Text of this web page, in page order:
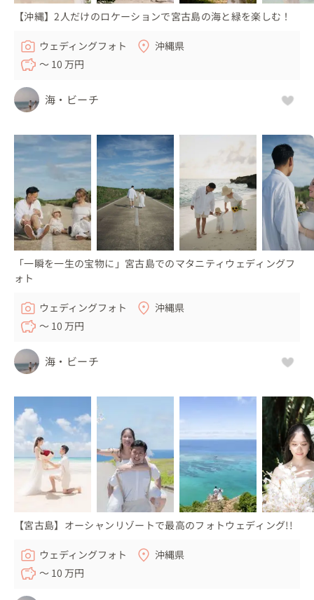
【沖縄】2人だけのロケーションで宮古島の海と緑を楽しむ！
ウェディングフォト
沖縄県
〜 10 万円
海・ビーチ
「一瞬を一生の宝物に」宮古島でのマタニティウェディングフ
ォト
ウェディングフォト
沖縄県
〜 10 万円
海・ビーチ
【宮古島】オーシャンリゾートで最高のフォトウェディング!!
ウェディングフォト
沖縄県
〜 10 万円